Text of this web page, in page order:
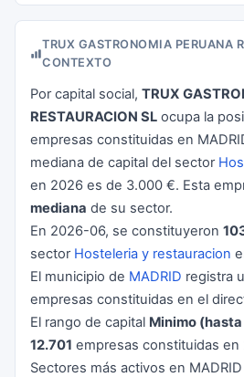
TRUX GASTRONOMIA PERUANA
CONTEXTO
Por capital social, TRUX
RESTAURACION SL ocupa la
empresas constituidas en
mediana de capital del sector
en 2026 es de 3.000 €. Esta
mediana de su sector.
En 2026-06, se constituyeron
sector Hosteleria y restauracion
El municipio de MADRID registra
empresas constituidas en el
El rango de capital Minimo
12.701 empresas constituidas en
Sectores más activos en